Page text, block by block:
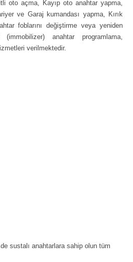
oto açma, Kayıp oto anahtar yapma,
ve Garaj kumandası yapma, Kırık
foblarını değiştirme veya yeniden
(immobilizer) anahtar programlama,
verilmektedir.
sustalı anahtarlara sahip olun tüm